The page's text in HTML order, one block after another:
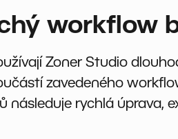
workflow
Zoner Studio
zavedeného
následuje rychlá úprava,